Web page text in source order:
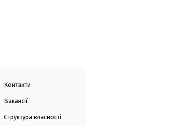
Контакти
Вакансії
Структура власності